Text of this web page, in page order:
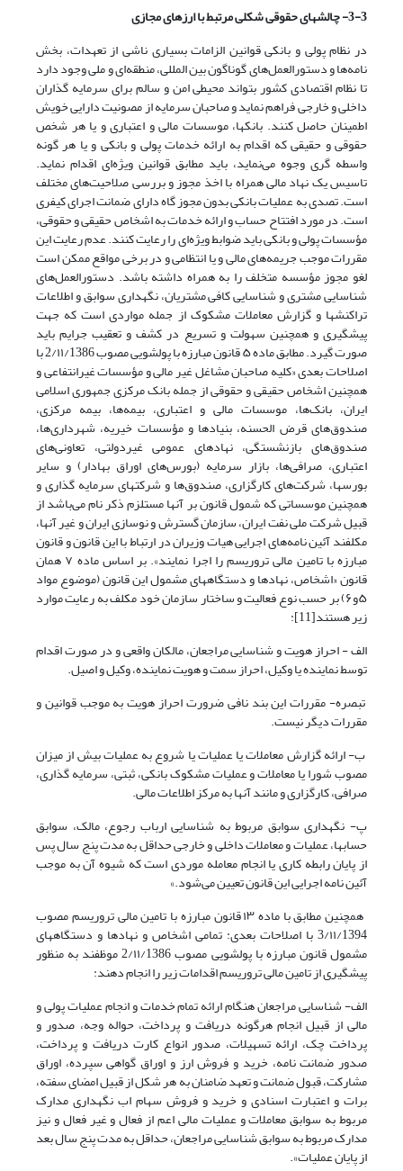
3-3- چالش­های حقوقی شکلی مرتبط با ارزهای مجازی
در نظام پولی و بانکی قوانین الزامات بسیاری ناشی از تعهدات، بخش
نامه‌ها و دستورالعمل‌های گوناگون بین المللی، منطقه‌‌ای و ملی وجود دارد
تا نظام اقتصادی کشور بتواند محیطی امن و سالم برای سرمایه گذاران
داخلی و خارجی فراهم نماید و صاحبان سرمایه از مصونیت دارایی خویش
اطمینان حاصل کنند. بانک­ها، موسسات مالی و اعتباری و یا هر شخص
حقوقی و حقیقی که اقدام به ارائه خدمات پولی و بانکی و یا هر گونه
واسطه گری وجوه‌ می‌نماید، باید مطابق قوانین ویژه‌‌ای اقدام نماید.
تاسیس یک نهاد مالی همراه با اخذ مجوز و بررسی صلاحیت‌های مختلف
است. تصدی به عملیات بانکی بدون مجوز گاه دارای ضمانت اجرای کیفری
است. در مورد افتتاح حساب و ارائه خدمات به اشخاص حقیقی و حقوقی،
مؤسسات پولی و بانکی باید ضوابط ویژه‌‌ای را رعایت کنند. عدم رعایت این
مقررات موجب جریمه‌های مالی و یا انتظامی و در برخی مواقع ممکن است
لغو مجوز مؤسسه متخلف را به همراه داشته باشد. دستورالعمل‌های
شناسایی مشتری و شناسایی کافی مشتریان، نگهداری سوابق و اطلاعات
تراکنشها و گزارش معاملات مشکوک از جمله مواردی است که جهت
پیشگیری و همچنین سهولت و تسریع در کشف و تعقیب جرایم باید
صورت گیرد. مطابق ماده ۵ قانون مبارزه با پولشویی مصوب 2/۱۱/1386 با
اصلاحات بعدی «کلیه صاحبان مشاغل غیر مالی و مؤسسات غیرانتفاعی و
همچنین اشخاص حقیقی و حقوقی از جمله بانک مرکزی جمهوری اسلامی
ایران، بانک‌ها، موسسات مالی و اعتباری، بیمه‌ها، بیمه مرکزی،
صندوق‌های قرض الحسنه، بنیادها و مؤسسات خیریه، شهرداری‌ها،
صندوق‌های بازنشستگی، نهادهای عمومی غیردولتی، تعاونی‌های
اعتباری، صرافی‌ها، بازار سرمایه (بورس‌های اوراق بهادار) و سایر
بورسها، شرکت‌های کارگزاری، صندوق‌ها و شرکتهای سرمایه گذاری و
همچنین موسساتی که شمول قانون بر آنها مستلزم ذکر نام‌ می‌باشد از
قبیل شرکت ملی نفت ایران، سازمان گسترش و نوسازی ایران و غیر آنها،
مکلفند آئین نامه‌های اجرایی هیات وزیران در ارتباط با این قانون و قانون
مبارزه با تامین مالی تروریسم را اجرا نمایند». بر اساس ماده ۷ همان
قانون «اشخاص، نهادها و دستگاه­های مشمول این قانون (موضوع مواد
۵و۶) بر حسب نوع فعالیت و ساختار سازمان خود مکلف به رعایت موارد
زیر هستند[11]:
الف - احراز هویت و شناسایی مراجعان، مالکان واقعی و در صورت اقدام
توسط نماینده یا وکیل، احراز سمت و هویت نماینده، وکیل و اصیل.
تبصره- مقررات این بند نافی ضرورت احراز هویت به موجب قوانین و
مقررات دیگر نیست.
ب- ارائه گزارش معاملات یا عملیات یا شروع به عملیات بیش از میزان
مصوب شورا یا معاملات و عملیات مشکوک بانکی، ثبتی، سرمایه گذاری،
صرافی، کارگزاری و مانند آنها به مرکز اطلاعات مالی.
پ- نگهداری سوابق مربوط به شناسایی ارباب رجوع، مالک، سوابق
حسابها، عملیات و معاملات داخلی و خارجی حداقل به مدت پنج سال پس
از پایان رابطه کاری یا انجام معامله موردی است که شیوه آن به موجب
آئین نامه اجرایی این قانون تعیین‌ می‌شود.»
همچنین مطابق با ماده ۱۳ قانون مبارزه با تامین مالی تروریسم مصوب
3/۱۱/1394 با اصلاحات بعدی: تمامی اشخاص و نهادها و دستگاه­های
مشمول قانون مبارزه با پولشویی مصوب 2/۱۱/1386 موظفند به منظور
پیشگیری از تامین مالی تروریسم اقدامات زیر را انجام دهند:
الف- شناسایی مراجعان هنگام ارائه تمام خدمات و انجام عملیات پولی و
مالی از قبیل انجام هرگونه دریافت و پرداخت، حواله وجه، صدور و
پرداخت چک، ارائه تسهیلات، صدور انواع کارت دریافت و پرداخت،
صدور ضمانت نامه، خرید و فروش ارز و اوراق گواهی سپرده، اوراق
مشارکت، قبول ضمانت و تعهد ضامنان به هر شکل از قبیل امضای سفته،
برات و اعتبارت اسنادی و خرید و فروش سهام اب نگهداری مدارک
مربوط به سوابق معاملات و عملیات مالی اعم از فعال و غیر فعال و نیز
مدارک مربوط به سوابق شناسایی مراجعان، حداقل به مدت پنج سال بعد
از پایان عملیات».